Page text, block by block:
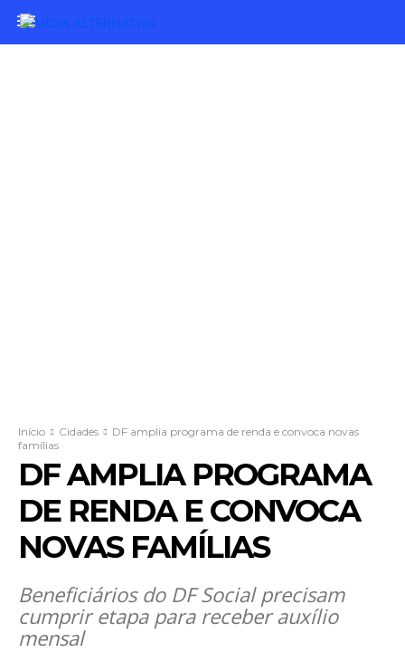
Início Cidades
DF amplia programa de renda e convoca novas
famílias
DF AMPLIA PROGRAMA
DE RENDA E CONVOCA
NOVAS FAMÍLIAS
Beneficiários do DF Social precisam
cumprir etapa para receber auxílio
mensal